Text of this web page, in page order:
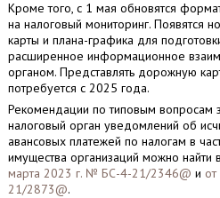
Кроме того, с 1 мая обновятся
на налоговый мониторинг. Появятся
карты и плана-графика для
расширенное информационное
органом. Представлять дорожную
потребуется с 2025 года.
Рекомендации по типовым вопросам
налоговый орган уведомлений об
авансовых платежей по налогам в
имущества организаций можно найти
марта 2023 г. № БС-4-21/2346@ и
21/2873@.